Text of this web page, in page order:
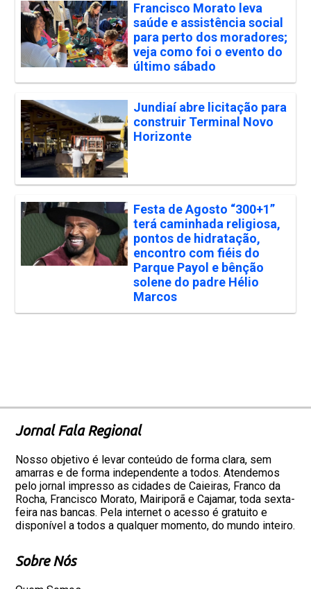
Francisco Morato leva
saúde e assistência social
para perto dos moradores;
veja como foi o evento do
último sábado
Jundiaí abre licitação para
construir Terminal Novo
Horizonte
Festa de Agosto “300+1”
terá caminhada religiosa,
pontos de hidratação,
encontro com fiéis do
Parque Payol e bênção
solene do padre Hélio
Marcos
Jornal Fala Regional
Nosso objetivo é levar conteúdo de forma clara, sem
amarras e de forma independente a todos. Atendemos
pelo jornal impresso as cidades de Caieiras, Franco da
Rocha, Francisco Morato, Mairiporã e Cajamar, toda sexta-
feira nas bancas. Pela internet o acesso é gratuito e
disponível a todos a qualquer momento, do mundo inteiro.
Sobre Nós